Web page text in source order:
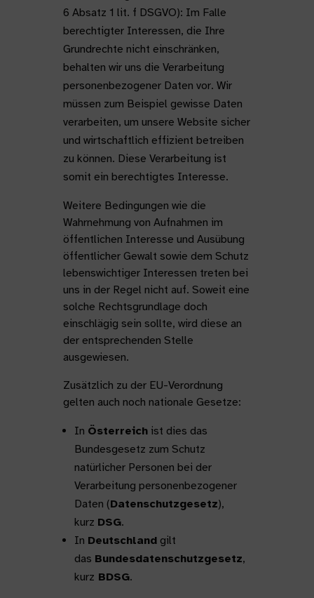
6 Absatz 1 lit. f DSGVO): Im Falle
berechtigter Interessen, die Ihre
Grundrechte nicht einschränken,
behalten wir uns die Verarbeitung
personenbezogener Daten vor. Wir
müssen zum Beispiel gewisse Daten
verarbeiten, um unsere Website sicher
und wirtschaftlich effizient betreiben
zu können. Diese Verarbeitung ist
somit ein berechtigtes Interesse.
Weitere Bedingungen wie die
Wahrnehmung von Aufnahmen im
öffentlichen Interesse und Ausübung
öffentlicher Gewalt sowie dem Schutz
lebenswichtiger Interessen treten bei
uns in der Regel nicht auf. Soweit eine
solche Rechtsgrundlage doch
einschlägig sein sollte, wird diese an
der entsprechenden Stelle
ausgewiesen.
Zusätzlich zu der EU-Verordnung
gelten auch noch nationale Gesetze:
In Österreichist dies das
Bundesgesetz zum Schutz
natürlicher Personen bei der
Verarbeitung personenbezogener
Daten (Datenschutzgesetz),
kurz DSG.
In Deutschlandgilt
das Bundesdatenschutzgesetz,
kurz BDSG.